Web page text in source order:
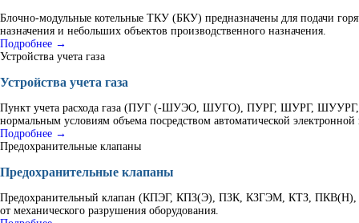
Блочно-модульные котельные ТКУ (БКУ) предназначены для подачи
назначения и небольших объектов производственного назначения.
Подробнее →
Устройства учета газа
Устройства учета газа
Пункт учета расхода газа (ПУГ (-ШУЭО, ШУГО), ПУРГ, ШУРГ, ШУУРГ,
нормальным условиям объема посредством автоматической электронной
Подробнее →
Предохранительные клапаны
Предохранительные клапаны
Предохранительный клапан (КПЭГ, КПЗ(Э), ПЗК, КЗГЭМ, КТЗ, ПКВ(Н),
от механического разрушения оборудования.